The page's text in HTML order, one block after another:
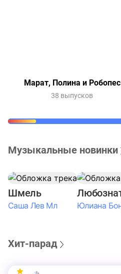
Марат, Полина и Робопес
38 выпусков
Музыкальные новинки
Шмель
Саша Лев Мл
Хит-парад